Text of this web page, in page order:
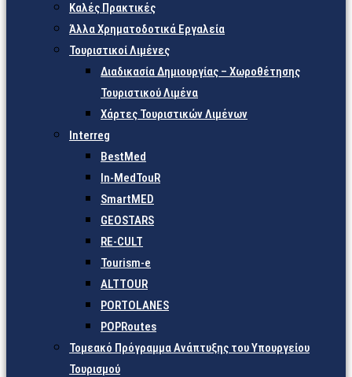
Καλές Πρακτικές
Άλλα Χρηματοδοτικά Εργαλεία
Τουριστικοί Λιμένες
Διαδικασία Δημιουργίας – Χωροθέτησης
Τουριστικού Λιμένα
Χάρτες Τουριστικών Λιμένων
Interreg
BestMed
In-MedTouR
SmartMED
GEOSTARS
RE-CULT
Tourism-e
ALTTOUR
PORTOLANES
POPRoutes
Τομεακό Πρόγραμμα Ανάπτυξης του Υπουργείου
Τουρισμού